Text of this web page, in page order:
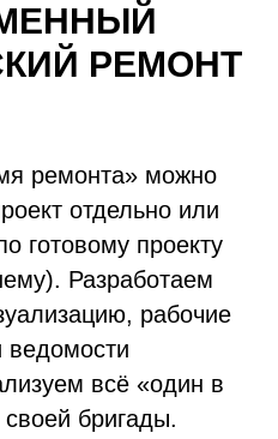
РЕМОНТ
ремонта» можно
отдельно или
готовому проекту
Разработаем
рабочие
ведомости
всё «один в
бригады.